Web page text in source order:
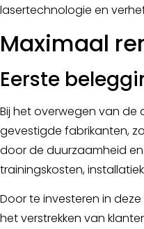
lasertechnologie en
Maximaal
Eerste
Bij het overwegen van de
gevestigde fabrikanten,
door de duurzaamheid
trainingskosten,
Door te investeren in
het verstrekken van